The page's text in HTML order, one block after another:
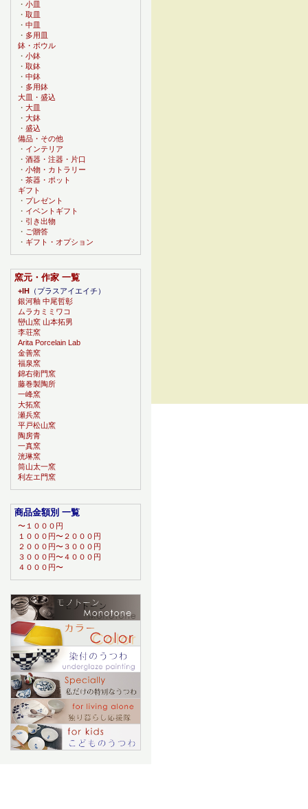
・ 小皿
・ 取皿
・ 中皿
・ 多用皿
鉢・ボウル
・ 小鉢
・ 取鉢
・ 中鉢
・ 多用鉢
大皿・盛込
・ 大皿
・ 大鉢
・ 盛込
備品・その他
・ インテリア
・ 酒器・注器・片口
・ 小物・カトラリー
・ 茶器・ポット
ギフト
・ プレゼント
・ イベントギフト
・ 引き出物
・ ご贈答
・ ギフト・オプション
窯元・作家 一覧
+IH
（プラスアイエイチ）
銀河釉 中尾哲彰
ムラカミミワコ
巒山窯 山本拓男
李荘窯
Arita Porcelain Lab
金善窯
福泉窯
錦右衛門窯
藤巻製陶所
一峰窯
大拓窯
瀬兵窯
平戸松山窯
陶房青
一真窯
洸琳窯
筒山太一窯
利左エ門窯
商品金額別 一覧
〜１０００円
１０００円〜２０００円
２０００円〜３０００円
３０００円〜４０００円
４０００円〜